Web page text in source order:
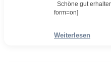
Schöne gut
form=on]
Weiterlesen